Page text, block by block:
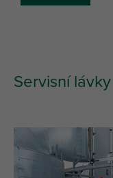
Servisní